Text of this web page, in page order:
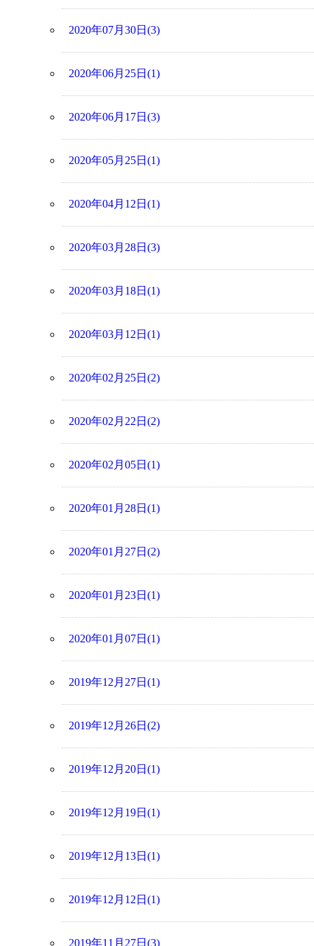
2020年07月30日(3)
2020年06月25日(1)
2020年06月17日(3)
2020年05月25日(1)
2020年04月12日(1)
2020年03月28日(3)
2020年03月18日(1)
2020年03月12日(1)
2020年02月25日(2)
2020年02月22日(2)
2020年02月05日(1)
2020年01月28日(1)
2020年01月27日(2)
2020年01月23日(1)
2020年01月07日(1)
2019年12月27日(1)
2019年12月26日(2)
2019年12月20日(1)
2019年12月19日(1)
2019年12月13日(1)
2019年12月12日(1)
2019年11月27日(3)